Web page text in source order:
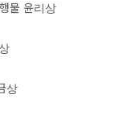
물 윤리상
상